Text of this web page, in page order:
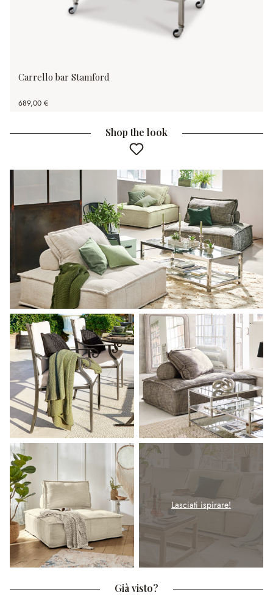
Carrello bar Stamford
689,00 €
Shop the look
Lasciati ispirare!
Già visto?